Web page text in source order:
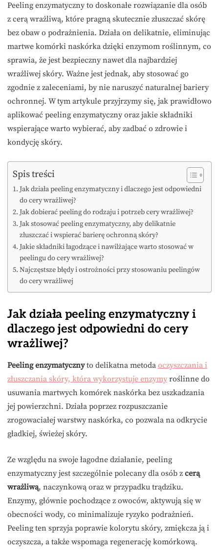
Peeling enzymatyczny to doskonałe rozwiązanie dla osób
z cerą wrażliwą, które pragną skutecznie złuszczać skórę
bez obaw o podrażnienia. Działa on delikatnie, eliminując
martwe komórki naskórka dzięki enzymom roślinnym, co
sprawia, że jest bezpieczny nawet dla najbardziej
wrażliwej skóry. Ważne jest jednak, aby stosować go
zgodnie z zaleceniami, by nie naruszyć naturalnej bariery
ochronnej. W tym artykule przyjrzymy się, jak prawidłowo
aplikować peeling enzymatyczny oraz jakie składniki
wspierające warto wybierać, aby zadbać o zdrowie i
kondycję skóry.
Spis treści
Jak działa peeling enzymatyczny i dlaczego jest odpowiedni
do cery wrażliwej?
Jak dobierać peeling do rodzaju i potrzeb cery wrażliwej?
Jak stosować peeling enzymatyczny, aby delikatnie
złuszczać i wspierać barierę ochronną skóry?
Jakie składniki łagodzące i nawilżające warto stosować w
peelingu do cery wrażliwej?
Najczęstsze błędy i ostrożności przy stosowaniu peelingów
do cery wrażliwej
Jak działa peeling enzymatyczny i
dlaczego jest odpowiedni do cery
wrażliwej?
Peeling enzymatycznyto delikatna metoda oczyszczania i
złuszczania skóry, która wykorzystuje enzymy roślinne do
usuwania martwych komórek naskórka bez uszkadzania
jej powierzchni. Działa poprzez rozpuszczanie
zrogowaciałej warstwy naskórka, co pozwala na odkrycie
gładkiej, świeżej skóry.
Ze względu na swoje łagodne działanie, peeling
enzymatyczny jest szczególnie polecany dla osób z cerą
wrażliwą, naczynkową oraz w przypadku trądziku.
Enzymy, głównie pochodzące z owoców, aktywują się w
obecności wody, co minimalizuje ryzyko podrażnień.
Peeling ten sprzyja poprawie kolorytu skóry, zmiękcza ją i
oczyszcza, a także wspomaga regenerację komórkową.